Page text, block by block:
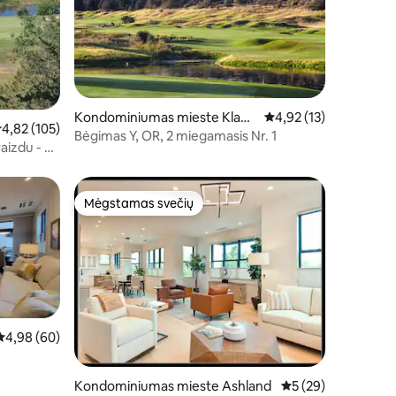
įvertinimas: 4,82 iš 5, atsiliepimų: 105
4,82 (105)
- 3
Kondominiumas mieste Klam
ath Falls
Vidutinis įvertinimas:
4,92 (13)
Bėgimas Y, OR, 2 miegamasis Nr. 1
įvertinimas: 4,98 iš 5, atsiliepimų: 60
4,98 (60)
Mėgstamas svečių
Mėgstamas svečių
Kondominiumas mieste Ashland Vidutinis
5 (29)